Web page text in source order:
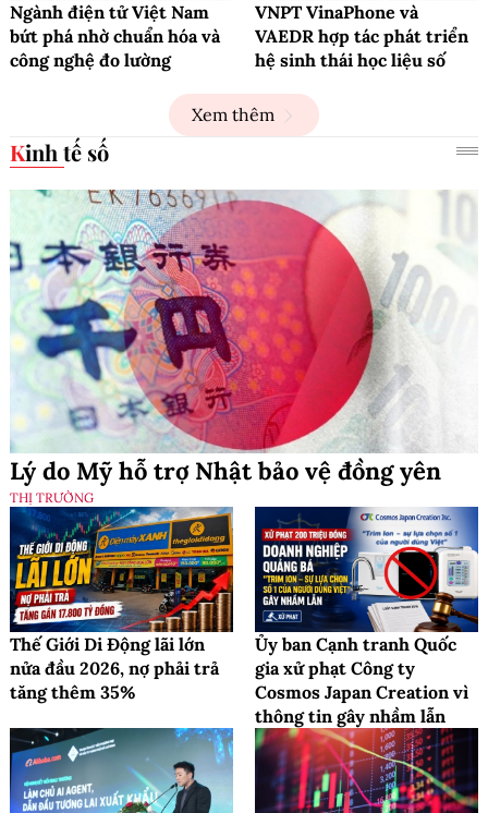
Ngành điện tử Việt Nam
bứt phá nhờ chuẩn hóa và
công nghệ đo lường
VNPT VinaPhone và
VAEDR hợp tác phát triển
hệ sinh thái học liệu số
Xem thêm
Kinh tế số
Lý do Mỹ hỗ trợ Nhật bảo vệ đồng yên
THỊ TRƯỜNG
Thế Giới Di Động lãi lớn
nửa đầu 2026, nợ phải trả
tăng thêm 35%
Ủy ban Cạnh tranh Quốc
gia xử phạt Công ty
Cosmos Japan Creation vì
thông tin gây nhầm lẫn